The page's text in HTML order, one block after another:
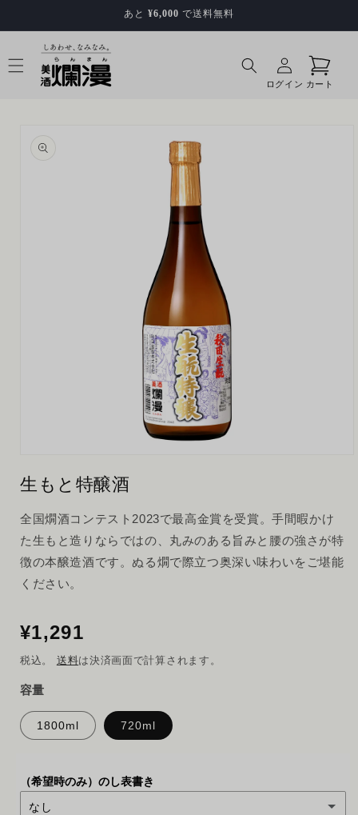
進む
あと ¥6,000 で送料無料
ログイン
グ
イ
ン
カート
ー
ト
デ
ィ
(1)
開
く
生もと特醸酒
全国燗酒コンテスト2023で最高金賞を受賞。手間暇かけ
た生もと造りならではの、丸みのある旨みと腰の強さが特
徴の本醸造酒です。ぬる燗で際立つ奥深い味わいをご堪能
ください。
通
価
格
¥1,291
税込。 送料は決済画面で計算されます。
容量
1800ml 720ml
（希望時のみ）のし表書き
なし